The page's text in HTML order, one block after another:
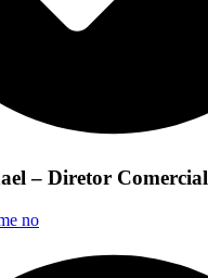
– Diretor Comercial
no